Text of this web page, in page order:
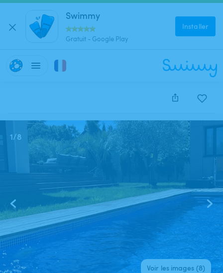
Swimmy
Gratuit - Google Play
Installer
Cette annonce est close et ne peut être réservée.
1/8
Voir les images (8)